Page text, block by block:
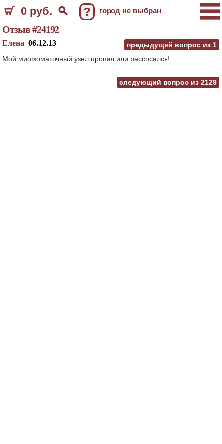
0 руб. ? город не выбран
Отзыв #24192
предыдущий вопрос из 1
Елена 06.12.13
Мой миомоматочный узел пропал или рассосался!
следующий вопрос из 2129